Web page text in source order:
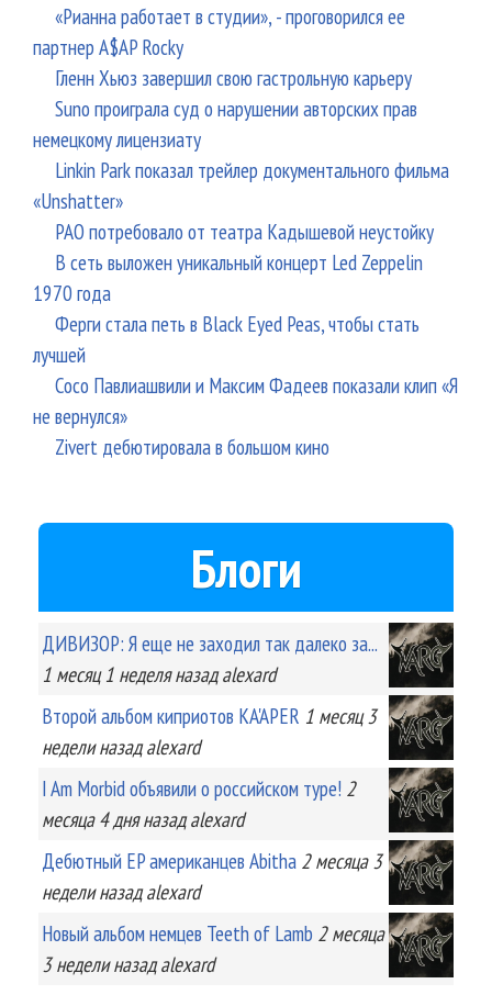
«Рианна работает в студии», - проговорился ее
партнер A$AP Rocky
Гленн Хьюз завершил свою гастрольную карьеру
Suno проиграла суд о нарушении авторских прав
немецкому лицензиату
Linkin Park показал трейлер документального фильма
«Unshatter»
РАО потребовало от театра Кадышевой неустойку
В сеть выложен уникальный концерт Led Zeppelin
1970 года
Ферги стала петь в Black Eyed Peas, чтобы стать
лучшей
Сосо Павлиашвили и Максим Фадеев показали клип «Я
не вернулся»
Zivert дебютировала в большом кино
Блоги
ДИВИЗОР: Я еще не заходил так далеко за...
1 месяц 1 неделяназад alexard
Второй альбом киприотов KA'APER 1 месяц 3
неделиназад alexard
I Am Morbid объявили о российском туре! 2
месяца 4 дняназад alexard
Дебютный EP американцев Abitha 2 месяца 3
неделиназад alexard
Новый альбом немцев Teeth of Lamb 2 месяца
3 неделиназад alexard